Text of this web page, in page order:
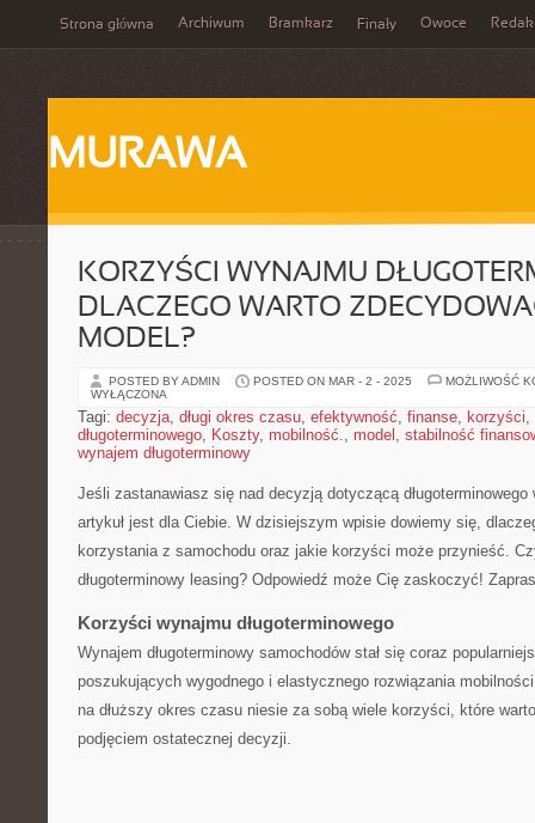
Strona główna Archiwum Bramkarz Finały Owoce
MURAWA
KORZYŚCI WYNAJMU
DLACZEGO WARTO
MODEL?
POSTED BY ADMIN POSTED ON MAR - 2 - 2025
MOŻLIWOŚĆ
WYŁĄCZONA
Tagi: decyzja, długi okres czasu, efektywność, finanse, korzyści,
długoterminowego, Koszty, mobilność., model , stabilność
wynajem długoterminowy
Jeśli zastanawiasz się ‍nad decyzją‍ dotyczącą
artykuł jest ‍dla Ciebie. W dzisiejszym wpisie dowiemy się,
korzystania z samochodu oraz jakie​ korzyści może przynieść.
długoterminowy leasing? Odpowiedź może Cię zaskoczyć!
Korzyści wynajmu długoterminowego
Wynajem długoterminowy samochodów stał się ⁣coraz
poszukujących wygodnego i elastycznego rozwiązania​
na dłuższy okres czasu⁤ niesie za sobą wiele korzyści,‌ które
podjęciem ostatecznej decyzji.